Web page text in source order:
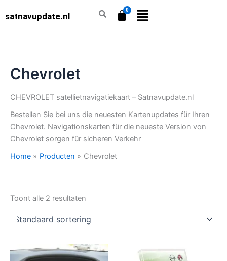
naar
satnavupdate.nl
Chevrolet
CHEVROLET satellietnavigatiekaart – Satnavupdate.nl
Bestellen Sie bei uns die neuesten Kartenupdates für Ihren
Chevrolet. Navigationskarten für die neueste Version von
Chevrolet sorgen für sicheren Verkehr
Home
Producten Chevrolet
Toont alle 2 resultaten